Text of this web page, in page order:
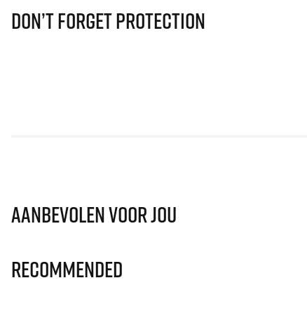
Don’t Forget Protection
Aanbevolen voor jou
Recommended